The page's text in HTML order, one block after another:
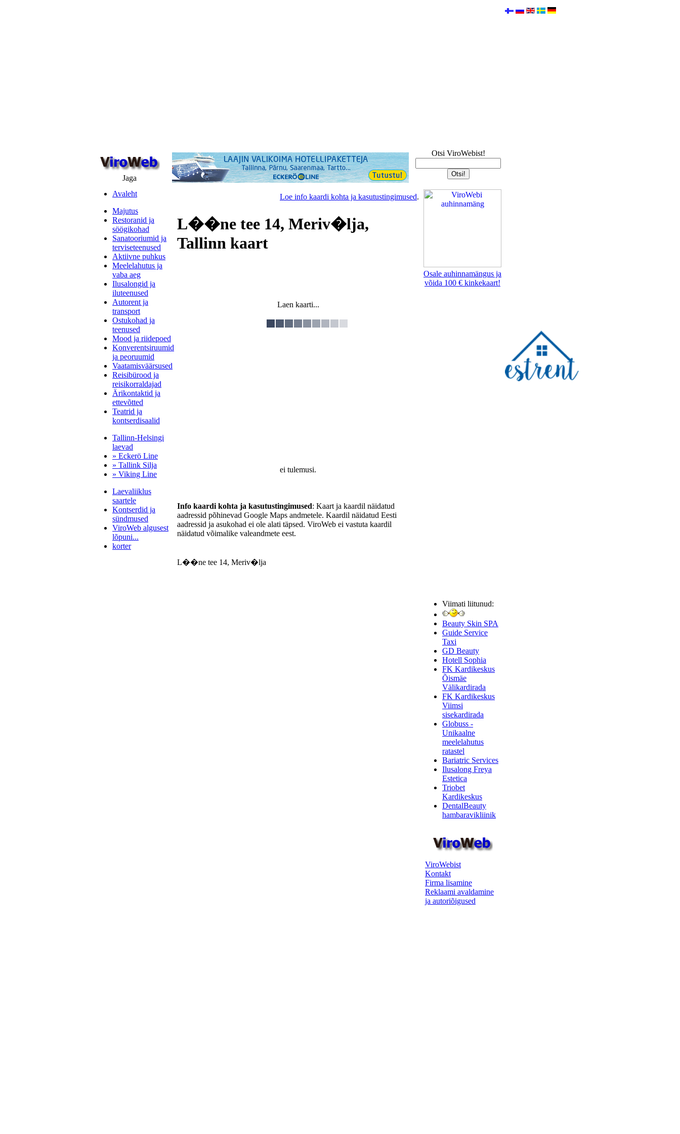
Jaga
Otsi ViroWebist!
Avaleht
Majutus
Restoranid ja
söögikohad
Sanatooriumid ja
terviseteenused
Aktiivne puhkus
Meelelahutus ja
vaba aeg
Ilusalongid ja
iluteenused
Autorent ja
transport
Ostukohad ja
teenused
Mood ja riidepoed
Konverentsiruumid
ja peoruumid
Vaatamisväärsused
Reisibürood ja
reisikorraldajad
Ärikontaktid ja
ettevõtted
Teatrid ja
kontserdisaalid
Tallinn-Helsingi
laevad
» Eckerö Line
» Tallink Silja
» Viking Line
Laevaliiklus
saartele
Kontserdid ja
sündmused
ViroWeb algusest
lõpuni...
korter
Loe info kaardi kohta ja kasutustingimused.
L��ne tee 14, Meriv�lja,
Tallinn kaart
Laen kaarti...
ei tulemusi.
Info kaardi kohta ja kasutustingimused: Kaart ja kaardil näidatud
aadressid põhinevad Google Maps andmetele. Kaardil näidatud Eesti
aadressid ja asukohad ei ole alati täpsed. ViroWeb ei vastuta kaardil
näidatud võimalike valeandmete eest.
L��ne tee 14, Meriv�lja
Osale auhinnamängus ja
võida 100 € kinkekaart!
Viimati liitunud:
Beauty Skin SPA
Guide Service
Taxi
GD Beauty
Hotell Sophia
FK Kardikeskus
Õismäe
Välikardirada
FK Kardikeskus
Viimsi
sisekardirada
Globuss -
Unikaalne
meelelahutus
ratastel
Bariatric Services
Ilusalong Freya
Estetica
Triobet
Kardikeskus
DentalBeauty
hambaravikliinik
ViroWebist
Kontakt
Firma lisamine
Reklaami avaldamine
ja autoriõigused